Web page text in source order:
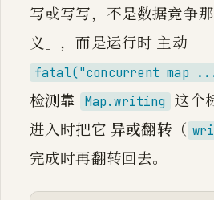
写或写写，不是数据竞争
义」，而是运行时 主动
fatal("concurrent map
检测靠
Map.writing 这个
进入时把它 异或翻转 （
完成时再翻转回去。